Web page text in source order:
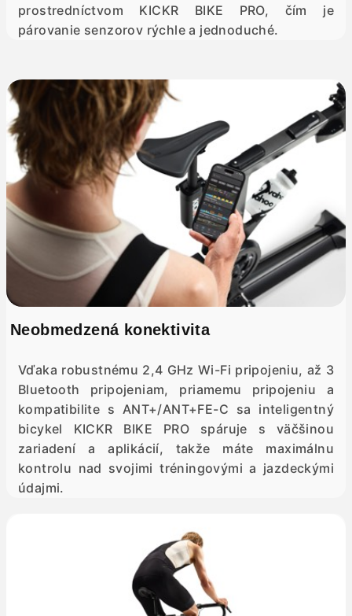
prostredníctvom KICKR BIKE PRO, čím je
párovanie senzorov rýchle a jednoduché.
Neobmedzená konektivita
Vďaka robustnému 2,4 GHz Wi-Fi pripojeniu, až 3
Bluetooth pripojeniam, priamemu pripojeniu a
kompatibilite s ANT+/ANT+FE-C sa inteligentný
bicykel KICKR BIKE PRO spáruje s väčšinou
zariadení a aplikácií, takže máte maximálnu
kontrolu nad svojimi tréningovými a jazdeckými
údajmi.